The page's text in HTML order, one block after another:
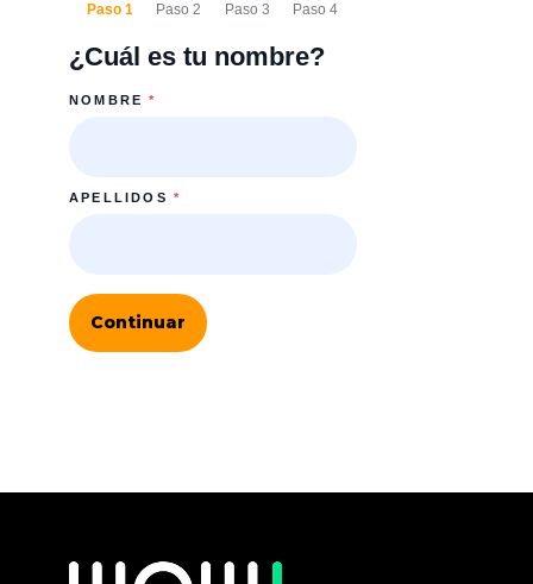
Paso 1
Paso 2
Paso 3
Paso 4
¿Cuál es tu nombre?
NOMBRE*
APELLIDOS *
Continuar